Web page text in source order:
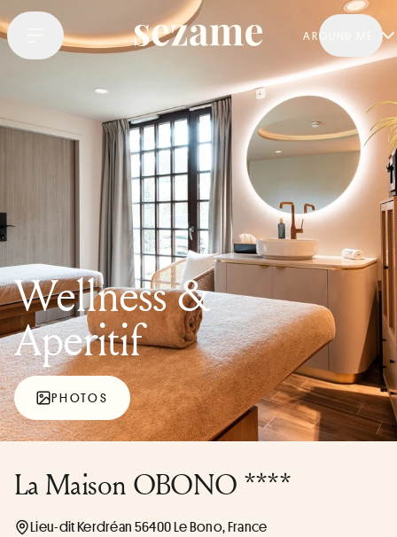
AROUND ME
Wellness &
Aperitif
PHOTOS
La Maison OBONO ****
Lieu-dit Kerdréan 56400 Le Bono, France